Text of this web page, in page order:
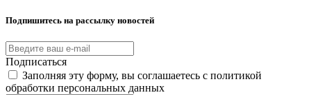
Подпишитесь на рассылку новостей
Подписаться
Заполняя эту форму, вы соглашаетесь с политикой
обработки персональных данных